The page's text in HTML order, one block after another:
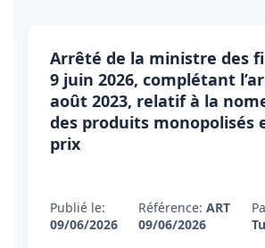
Arrêté de la ministre des
9 juin 2026, complétant
août 2023, relatif à la
des produits monopolisés
prix
Publié le:
09/06/2026
Référence: ART
09/06/2026